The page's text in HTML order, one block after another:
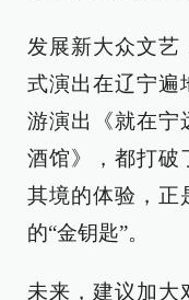
发展新大众文艺
式演出在辽宁遍
游演出《就在宁
酒馆》，都打破
其境的体验，正
的“金钥匙”。
未来，建议加大